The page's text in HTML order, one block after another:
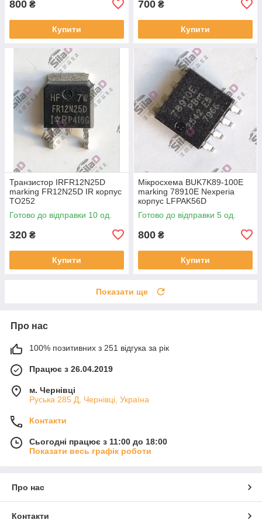
800 ₴
Купити
700 ₴
Купити
Транзистор IRFR12N25D
marking FR12N25D IR корпус
TO252
Готово до відправки 10 од.
320 ₴
Купити
Мікросхема BUK7K89-100E
marking 78910E Nexperia
корпус LFPAK56D
Готово до відправки 5 од.
800 ₴
Купити
Показати ще
Про нас
100% позитивних з 251 відгука за рік
Працює з 26.04.2019
м. Чернівці
Руська 285 Д, Чернівці, Україна
Контакти
Сьогодні працює з 11:00 до 18:00
Показати весь графік роботи
Про нас
Контакти